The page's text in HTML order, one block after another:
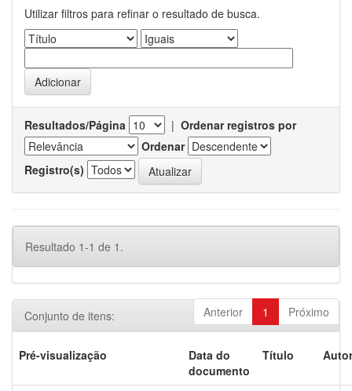
Utilizar filtros para refinar o resultado de busca.
Resultados/Página | Ordenar registros por
Ordenar
Registro(s)
Resultado 1-1 de 1.
Anterior 1 Próximo
Conjunto de itens:
Pré-visualização
Data do
documento
Título